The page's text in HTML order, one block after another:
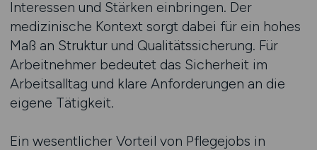
Interessen und Stärken einbringen. Der
medizinische Kontext sorgt dabei für ein hohes
Maß an Struktur und Qualitätssicherung. Für
Arbeitnehmer bedeutet das Sicherheit im
Arbeitsalltag und klare Anforderungen an die
eigene Tätigkeit.
Ein wesentlicher Vorteil von Pflegejobs in